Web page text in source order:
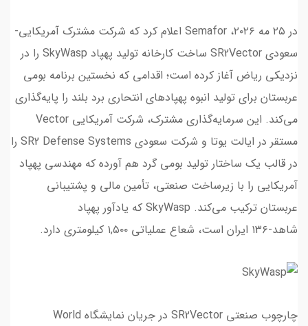
در ۲۵ مه ۲۰۲۶، Semafor اعلام کرد که شرکت مشترک آمریکایی-
سعودی SR2Vector ساخت کارخانه تولید پهپاد SkyWasp را در
نزدیکی ریاض آغاز کرده است؛ اقدامی که نخستین برنامه بومی
عربستان برای تولید انبوه پهپادهای انتحاری برد بلند را پایه‌گذاری
می‌کند. این سرمایه‌گذاری مشترک، شرکت آمریکایی Vector
مستقر در ایالت یوتا و شرکت سعودی SR2 Defense Systems را
در قالب یک ساختار تولید بومی گرد هم آورده که مهندسی پهپاد
آمریکایی را با زیرساخت صنعتی، تأمین مالی و پشتیبانی
عربستان ترکیب می‌کند. SkyWasp که یادآور پهپاد
شاهد-۱۳۶ ایران است، شعاع عملیاتی ۱,۵۰۰ کیلومتری دارد.
چارچوب صنعتی SR2Vector در جریان نمایشگاه World